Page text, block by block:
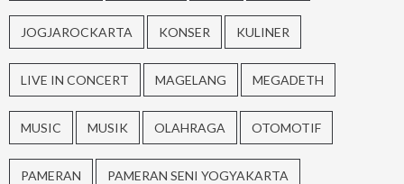
JOGJAROCKARTA KONSER KULINER
LIVE IN CONCERT MAGELANG MEGADETH
MUSIC MUSIK OLAHRAGA OTOMOTIF
PAMERAN PAMERAN SENI YOGYAKARTA